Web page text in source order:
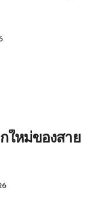
ใหม่ของสาย